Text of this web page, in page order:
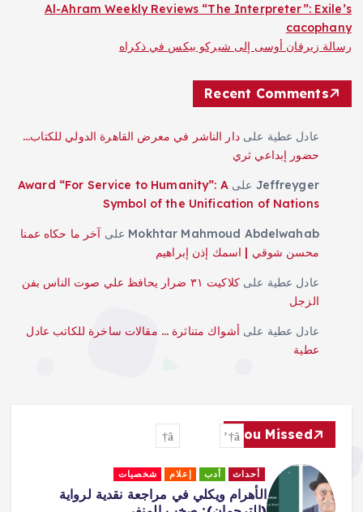
Al-Ahram Weekly Reviews “The Interpreter”: Exile’s
cacophany
رسالة زيرفان أوسى إلى شيركو بيكس في ذكراه
Recent Comments
عادل عطية علىدار الناشر في معرض القاهرة الدولي للكتاب…
حضور إبداعي ثري
Jeffreyger علىAward “For Service to Humanity”: A
Symbol of the Unification of Nations
Mokhtar Mahmoud Abdelwahab على آخر ما حكاه عمنا
محسن شوقي | اسمك إذن إبراهيم
عادل عطية على
كلاكيت ٣١ ضرار يحافظ علي صوت الناس بفن
الزجل
عادل عطية على أشواك متناثرة … مقالات ساخرة للكاتب عادل
عطية
You Missed
أحداث أدب إعلام شخصيات
الأهرام ويكلي في مراجعة نقدية لرواية